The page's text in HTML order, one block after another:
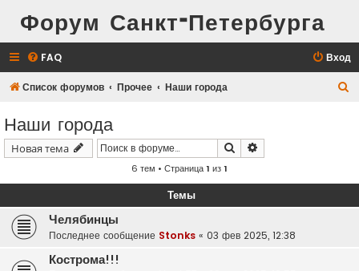
Форум Санкт-Петербурга
FAQ Вход
Список форумов Прочее Наши города
Наши города
Новая тема Поиск
6 тем • Страница1 из1
Темы
Челябинцы
Последнее сообщение Stonks « 03 фев 2025, 12:38
Кострома!!!